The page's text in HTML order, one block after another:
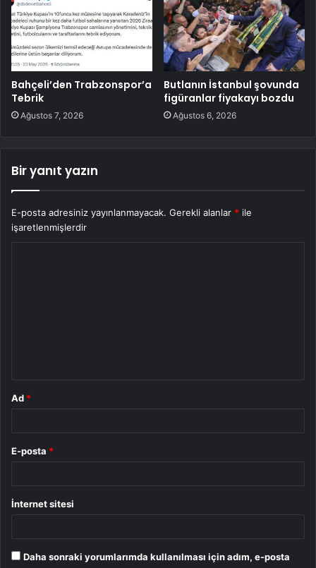
Bahçeli’den Trabzonspor’a
Tebrik
Ağustos 7, 2026
Butlanın İstanbul şovunda
figüranlar fiyakayı bozdu
Ağustos 6, 2026
Bir yanıt yazın
E-posta adresiniz yayınlanmayacak. Gerekli alanlar * ile
işaretlenmişlerdir
Ad *
E-posta *
İnternet sitesi
Daha sonraki yorumlarımda kullanılması için adım, e-posta